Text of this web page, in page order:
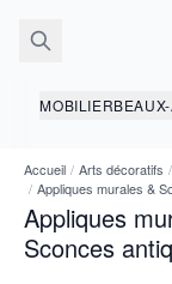
MOBILIER
Accueil / Arts décoratifs /
/ Appliques murales &
Appliques
Sconces